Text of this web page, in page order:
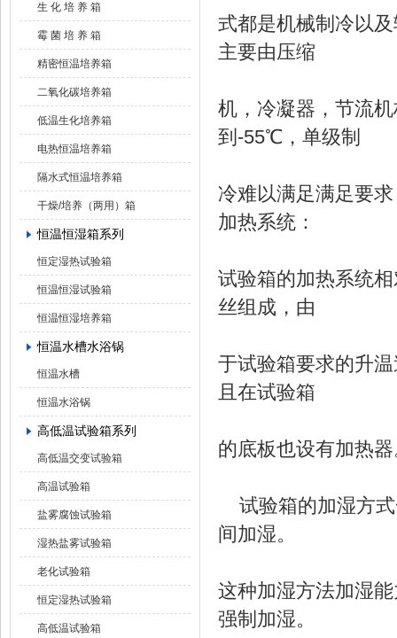
生 化 培 养 箱
霉 菌 培 养 箱
精密恒温培养箱
二氧化碳培养箱
低温生化培养箱
电热恒温培养箱
隔水式恒温培养箱
干燥/培养（两用）箱
恒温恒湿箱系列
恒定湿热试验箱
恒温恒湿试验箱
恒温恒湿培养箱
恒温水槽水浴锅
恒温水槽
恒温水浴锅
高低温试验箱系列
高低温交变试验箱
高温试验箱
盐雾腐蚀试验箱
湿热盐雾试验箱
老化试验箱
恒定湿热试验箱
高低温试验箱
式都是机械制冷以
主要由压缩
机，冷凝器，节流
到-55℃，单级制
冷难以满足满足要
加热系统：
试验箱的加热系统
丝组成，由
于试验箱要求的升
且在试验箱
的底板也设有加热
试验箱的加湿方式
间加湿。
这种加湿方法加湿
强制加湿。